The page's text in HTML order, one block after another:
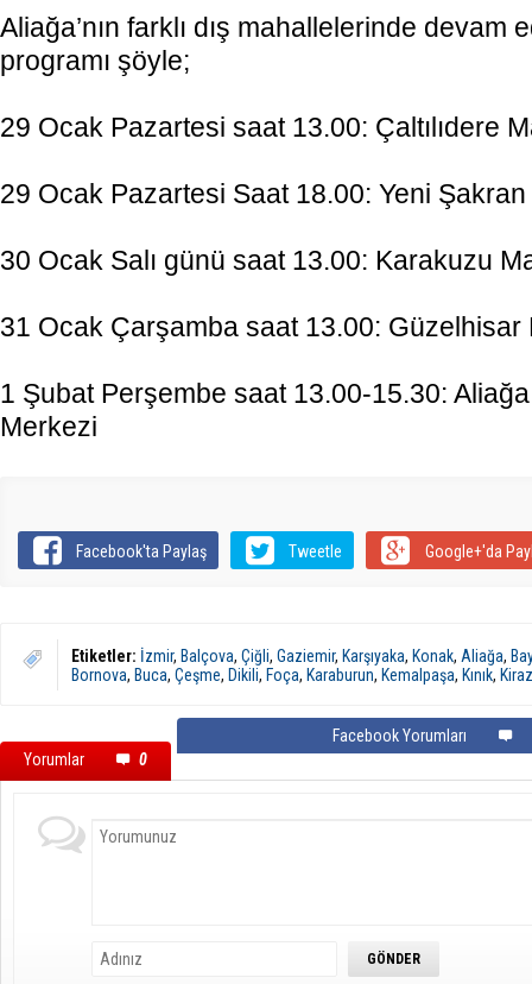
Aliağa’nın farklı dış mahallelerinde devam
programı şöyle;
29 Ocak Pazartesi saat 13.00: Çaltılıdere
29 Ocak Pazartesi Saat 18.00: Yeni
30 Ocak Salı günü saat 13.00: Karakuzu
31 Ocak Çarşamba saat 13.00:
1 Şubat Perşembe saat 13.00-15.30:
Merkezi
Facebook'ta Paylaş Tweetle Google+'da
Etiketler: İzmir, Balçova, Çiğli, Gaziemir, Karşıyaka, Konak, Aliağa,
Bornova, Buca, Çeşme, Dikili, Foça, Karaburun, Kemalpaşa, Kınık, Kiraz
Yorumlar 0
Facebook Yorumları